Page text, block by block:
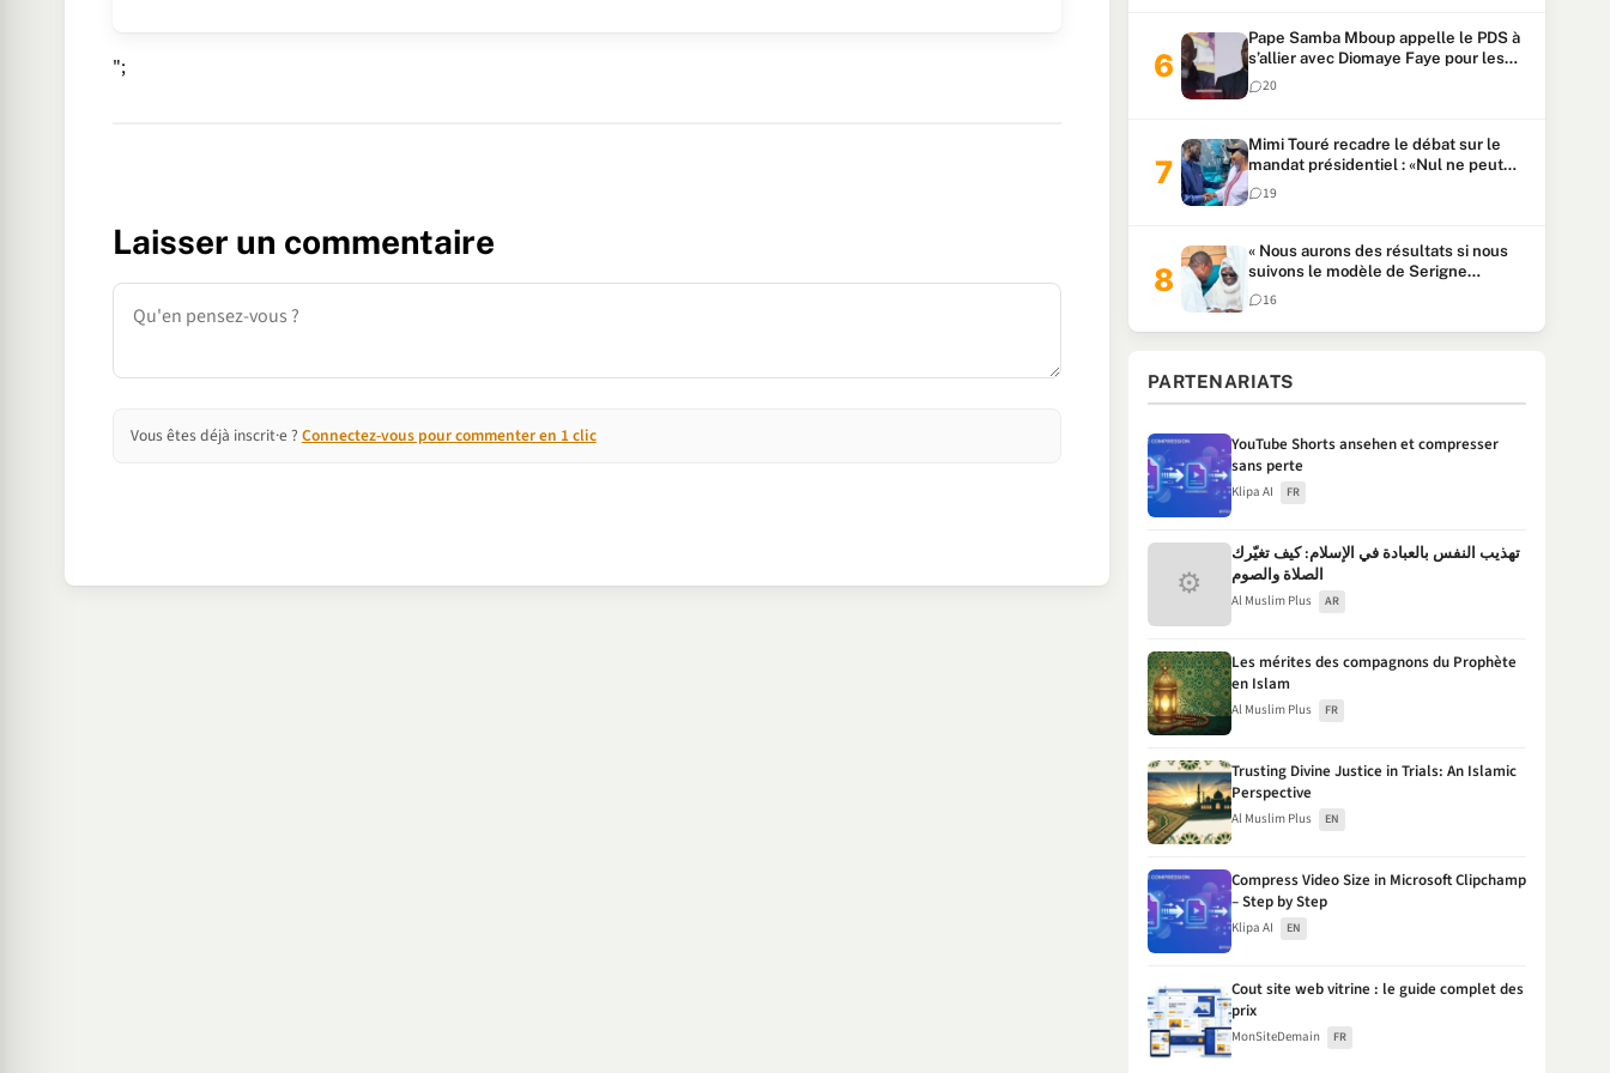
";
Laisser un commentaire
Commentaire
Vous êtes déjà inscrit·e ? Connectez-vous pour commenter en 1 clic
Pape Samba Mboup appelle le PDS à
s’allier avec Diomaye Faye pour les
locales et tacle Sonko
20
Mimi Touré recadre le débat sur le
mandat présidentiel : «Nul ne peut
faire plus de deux mandats
consécutifs de 5 ans»
19
« Nous aurons des résultats si nous
suivons le modèle de Serigne
Touba » : Ousmane Sonko au Khalife
Serigne Mountakha
16
PARTENARIATS
YouTube Shorts ansehen et compresser
sans perte
Klipa AI FR
⚙
تهذيب النفس بالعبادة في الإسلام: كيف تغيّرك
الصلاة والصوم
Al Muslim Plus AR
Les mérites des compagnons du Prophète
en Islam
Al Muslim Plus FR
Trusting Divine Justice in Trials: An Islamic
Perspective
Al Muslim Plus EN
Compress Video Size in Microsoft Clipchamp
– Step by Step
Klipa AI EN
Cout site web vitrine : le guide complet des
prix
MonSiteDemain FR